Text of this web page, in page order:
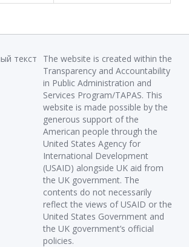
The website is created within the
Transparency and Accountability
in Public Administration and
Services Program/TAPAS. This
website is made possible by the
generous support of the
American people through the
United States Agency for
International Development
(USAID) alongside UK aid from
the UK government. The
contents do not necessarily
reflect the views of USAID or the
United States Government and
the UK government’s official
policies.